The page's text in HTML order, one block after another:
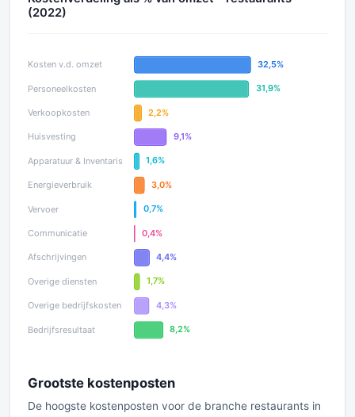
(2022)
Grootste kostenposten
De hoogste kostenposten voor de branche restaurants in